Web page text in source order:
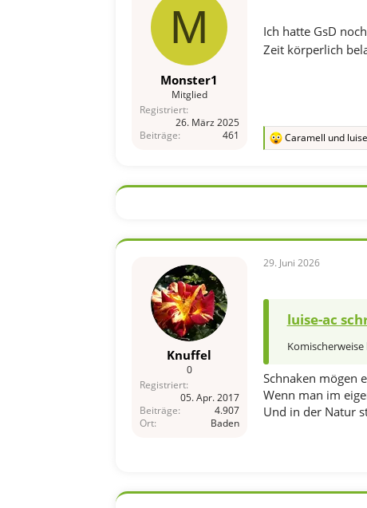
a
m
M
Monster1
Mitglied
Registriert
26. März 2025
Beiträge
461
Ich hatte GsD
Zeit körperlich
R
e
n
:
Caramell und
Knuffel
0
Registriert
05. Apr. 2017
Beiträge
4.907
Ort
Baden
29. Juni 2026
luise-ac
Schnaken mögen
Wenn man im
Und in der Natur